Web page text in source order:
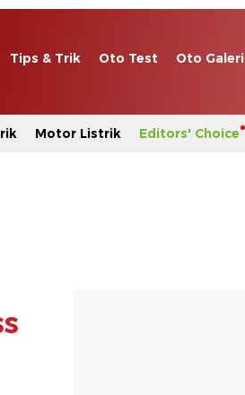
Tips & Trik Oto Test Oto Galeri
Motor Listrik Editors' Choice